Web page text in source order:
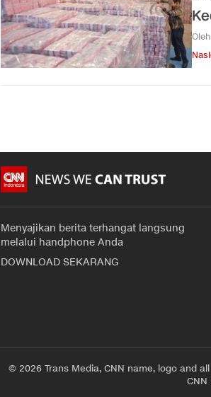
Menyajikan berita terhangat langsung
melalui handphone Anda
DOWNLOAD SEKARANG
© 2026 Trans Media, CNN name, logo and